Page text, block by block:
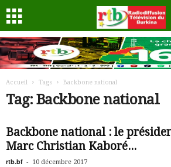
Accueil Tags Backbone national
Tag: Backbone national
Backbone national : le
Marc Christian Kaboré...
rtb.bf - 10 décembre 2017